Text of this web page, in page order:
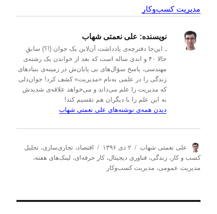
مدیریت کسب‌و‌کار
نویسنده: علی نعمتی شهاب
ـ این‌جا دفترچه‌ی یادداشت‌ آن‌لاین یک جوان (!؟) سابقِ
حالا ۴۰ و اندی ساله است که بعد از خواندن یک رشته‌ی
مهندسی، پاسخ سؤال‌های بی پایان‌ش در زمینه‌ی بنیادهای
زندگی را در علمی به‌نام «مدیریت» کشف کرد! جوان‌دلی
که مدیریت را علم می‌داند و می‌خواهد علاقه‌ی شدیدش
به این علم را با دیگران هم تقسیم کند!
دیدن همه‌ی نوشته‌های علی نعمتی شهاب
ن
و
ی
علی نعمتی شهاب
ا
ر
س
۲ دی ۱۳۹۶
د
س
اقتصاد ،تجاری‌سازی،تحلیل
كسب و كار ،زندگی،فناوری دیجیتال،کار حرفه‌ای، لینک‌های هفته،
مدیریت عمومی، مدیریت كسب‌و‌كار